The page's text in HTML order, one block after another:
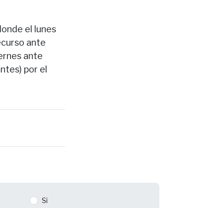
el lunes
ante
ante
por el
Si